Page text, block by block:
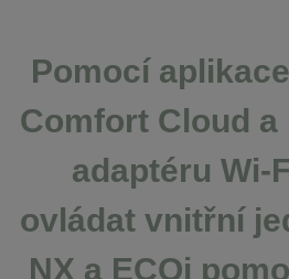
Pomocí
Comfort Cloud
adaptéru Wi-
ovládat vnitřní
NX a ECOi